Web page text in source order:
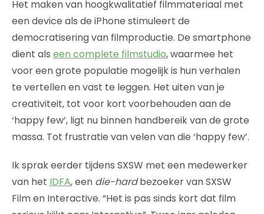
Het maken van hoogkwalitatief filmmateriaal met
een device als de iPhone stimuleert de
democratisering van filmproductie. De smartphone
dient als een complete filmstudio, waarmee het
voor een grote populatie mogelijk is hun verhalen
te vertellen en vast te leggen. Het uiten van je
creativiteit, tot voor kort voorbehouden aan de
‘happy few’, ligt nu binnen handbereik van de grote
massa. Tot frustratie van velen van die ‘happy few’.
Ik sprak eerder tijdens SXSW met een medewerker
van het IDFA, een die-hardbezoeker van SXSW
Film en Interactive. “Het is pas sinds kort dat film